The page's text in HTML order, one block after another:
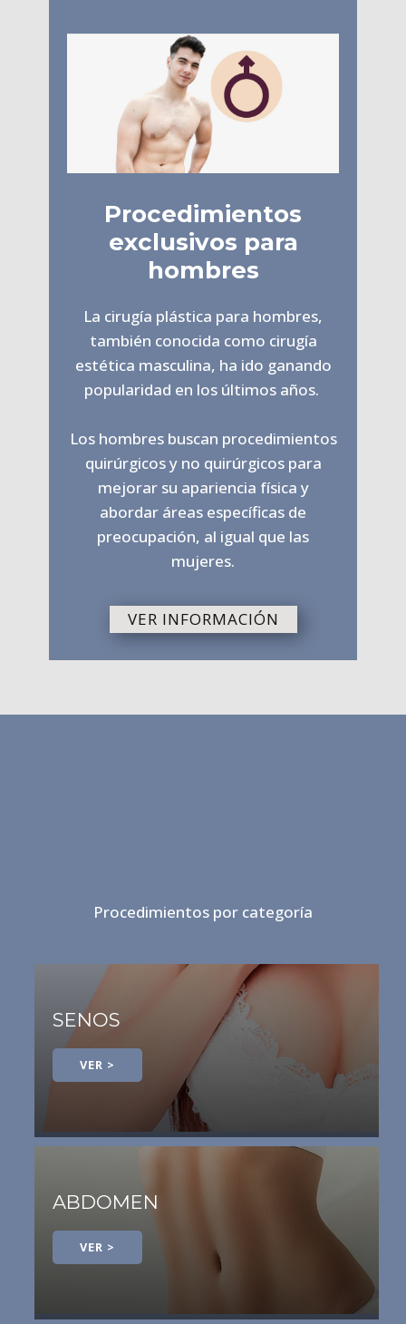
Procedimientos
exclusivos para
hombres
La cirugía plástica para hombres,
también conocida como cirugía
estética masculina, ha ido ganando
popularidad en los últimos años.
Los hombres buscan procedimientos
quirúrgicos y no quirúrgicos para
mejorar su apariencia física y
abordar áreas específicas de
preocupación, al igual que las
mujeres.
VER INFORMACIÓN
Procedimientos por categoría
SENOS
VER >
ABDOMEN
VER >